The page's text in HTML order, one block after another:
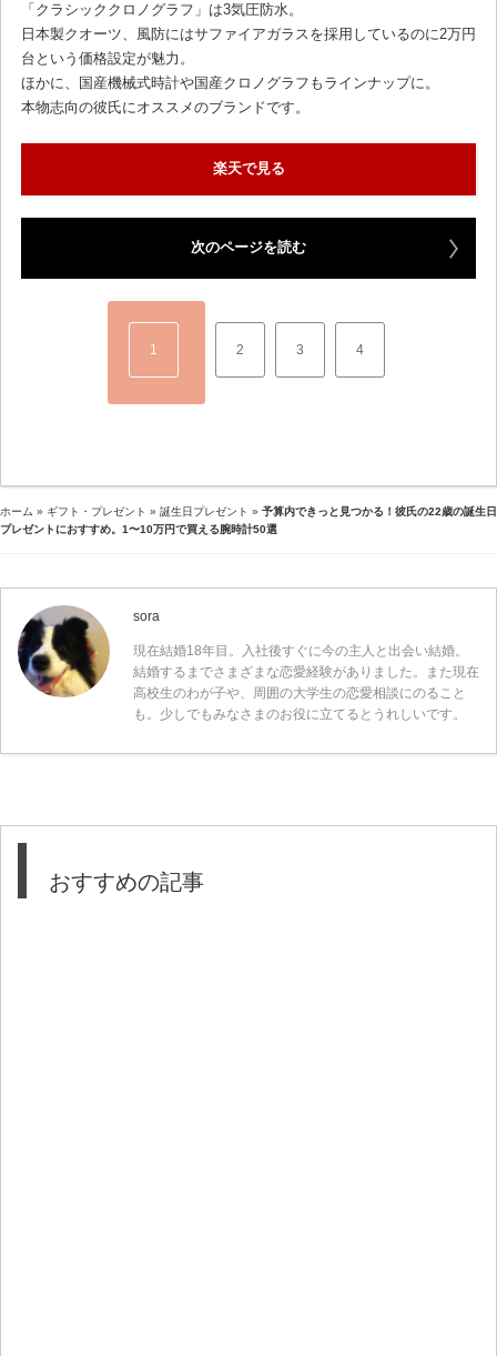
「クラシッククロノグラフ」は3気圧防水。
日本製クオーツ、風防にはサファイアガラスを採用しているのに2万円
台という価格設定が魅力。
ほかに、国産機械式時計や国産クロノグラフもラインナップに。
本物志向の彼氏にオススメのブランドです。
楽天で見る
次のページを読む
1 2 3 4
ホーム » ギフト・プレゼント » 誕生日プレゼント » 予算内できっと見つかる！彼氏の22歳の誕生日
プレゼントにおすすめ。1〜10万円で買える腕時計50選
sora
現在結婚18年目。入社後すぐに今の主人と出会い結婚。
結婚するまでさまざまな恋愛経験がありました。また現在
高校生のわが子や、周囲の大学生の恋愛相談にのること
も。少しでもみなさまのお役に立てるとうれしいです。
おすすめの記事